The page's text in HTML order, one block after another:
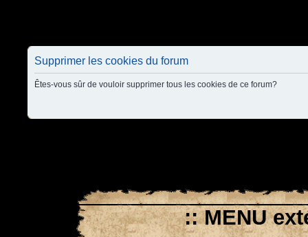
Supprimer les cookies du forum
Êtes-vous sûr de vouloir supprimer tous les cookies de ce forum?
:: MENU